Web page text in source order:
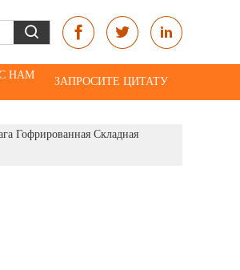
НАМ
ЗАПРОСИТЕ ЦИТАТУ
Гофрированная Складная